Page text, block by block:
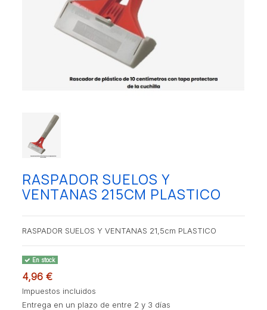
RASPADOR SUELOS Y
VENTANAS 215CM PLASTICO
RASPADOR SUELOS Y VENTANAS 21,5cm PLASTICO
En stock
4,96 €
Impuestos incluidos
Entrega en un plazo de entre 2 y 3 días